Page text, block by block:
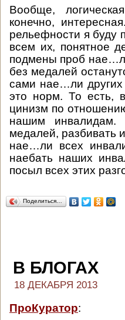
Вообще,
конечно,
рельефности я буду
всем их, понятное
подмены проб
без медалей
сами нае…ли других
это норм. То есть,
цинизм по
нашим
медалей, разбивать
нае…ли всех
наебать наших
посыл всех этих
Поделиться…
В БЛОГАХ
18 ДЕКАБРЯ 2013
ПроКуратор: